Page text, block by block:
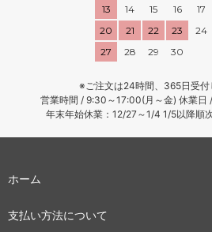
13
14 15 16 17
20
21 22 23 24
27
28 29 30
※ご注文は24時間、365日受付
営業時間 / 9:30～17:00(月～金) 休業日
年末年始休業：12/27～1/4 1/5以降順
ホーム
支払い方法について